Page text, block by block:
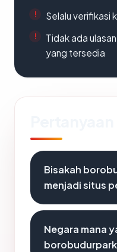
Selalu verifikasi
Tidak ada
yang tersedia
Bisakah
menjadi situs
Negara mana